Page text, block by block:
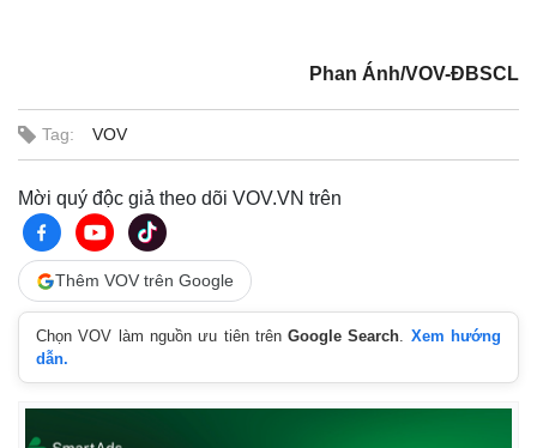
Phan Ánh/VOV-ĐBSCL
Tag: VOV
Mời quý độc giả theo dõi VOV.VN trên
Thêm VOV trên Google
Chọn VOV làm nguồn ưu tiên trênGoogle Search. Xem hướng
dẫn.